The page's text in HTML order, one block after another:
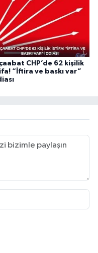
CHP’de 62 kişilik
“İftira ve baskı var”